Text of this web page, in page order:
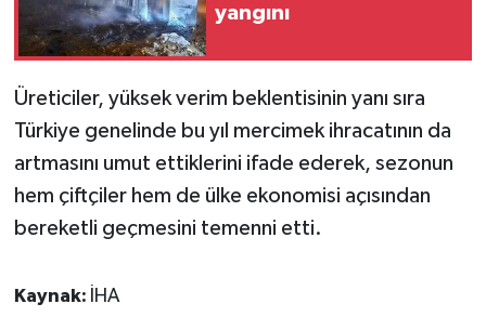
yangını
Üreticiler, yüksek verim beklentisinin yanı sıra
Türkiye genelinde bu yıl mercimek ihracatının da
artmasını umut ettiklerini ifade ederek, sezonun
hem çiftçiler hem de ülke ekonomisi açısından
bereketli geçmesini temenni etti.
Kaynak: İHA
YEREL